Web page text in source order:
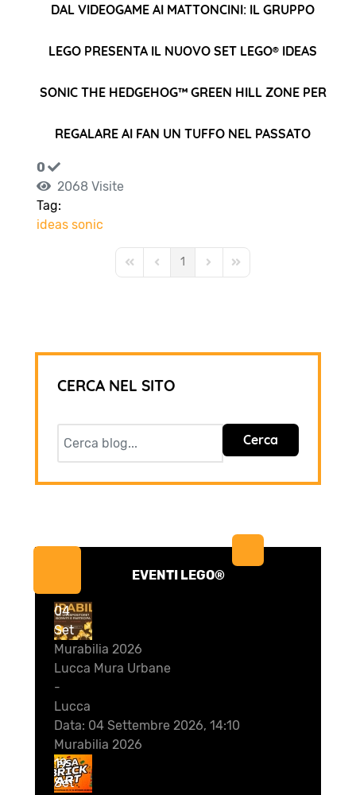
DAL VIDEOGAME AI MATTONCINI: IL GRUPPO
LEGO PRESENTA IL NUOVO SET LEGO® IDEAS
SONIC THE HEDGEHOG™ GREEN HILL ZONE PER
REGALARE AI FAN UN TUFFO NEL PASSATO
0
2068 Visite
Tag:
ideas sonic
First PagePrevious Page
1 Next PageLast Page
CERCA NEL SITO
Cerca
EVENTI LEGO®
04
Set
Murabilia 2026
Lucca Mura Urbane
-
Lucca
Data: 04 Settembre 2026, 14:10
Murabilia 2026
19
Set